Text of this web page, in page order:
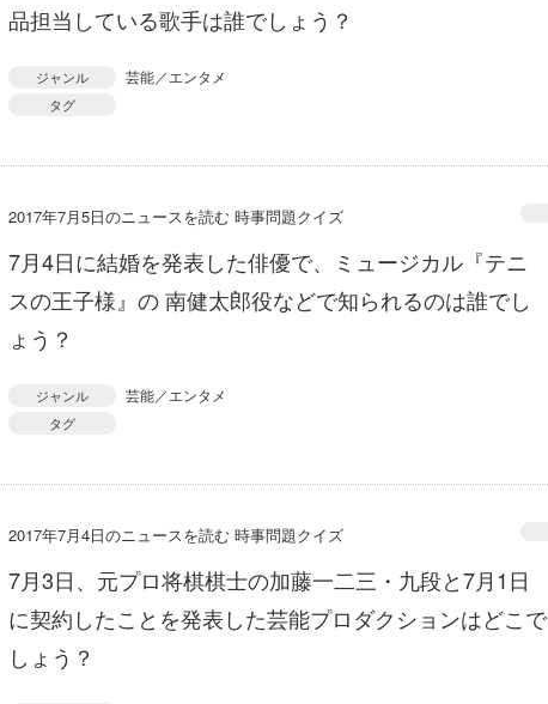
品担当している歌手は誰でしょう？
ジャンル 芸能／エンタメ
タグ
2017年7月5日のニュースを読む 時事問題クイズ
7月4日に結婚を発表した俳優で、ミュージカル『テニ
スの王子様』の 南健太郎役などで知られるのは誰でし
ょう？
ジャンル 芸能／エンタメ
タグ
2017年7月4日のニュースを読む 時事問題クイズ
7月3日、元プロ将棋棋士の加藤一二三・九段と7月1日
に契約したことを発表した芸能プロダクションはどこで
しょう？